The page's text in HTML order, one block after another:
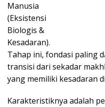
Manusia
(Eksistensi
Biologis &
Kesadaran).
Tahap ini, fondasi paling
transisi dari sekadar
yang memiliki kesadaran
Karakteristiknya adalah